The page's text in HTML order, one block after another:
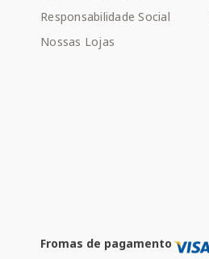
Responsabilidade Social
Nossas Lojas
Fromas de pagamento